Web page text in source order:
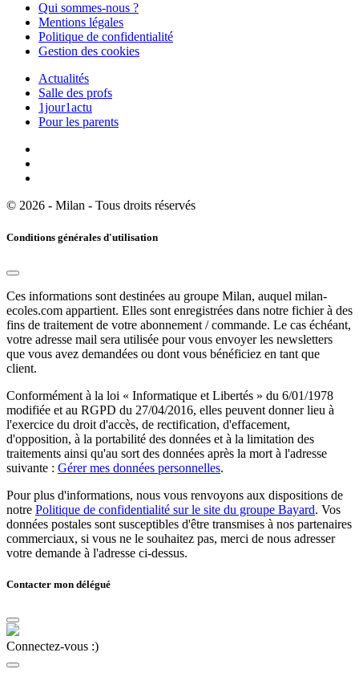
Qui sommes-nous ?
Mentions légales
Politique de confidentialité
Gestion des cookies
Actualités
Salle des profs
1jour1actu
Pour les parents
© 2026 - Milan - Tous droits réservés
Conditions générales d'utilisation
Ces informations sont destinées au groupe Milan, auquel milan-
ecoles.com appartient. Elles sont enregistrées dans notre fichier à des
fins de traitement de votre abonnement / commande. Le cas échéant,
votre adresse mail sera utilisée pour vous envoyer les newsletters
que vous avez demandées ou dont vous bénéficiez en tant que
client.
Conformément à la loi « Informatique et Libertés » du 6/01/1978
modifiée et au RGPD du 27/04/2016, elles peuvent donner lieu à
l'exercice du droit d'accès, de rectification, d'effacement,
d'opposition, à la portabilité des données et à la limitation des
traitements ainsi qu'au sort des données après la mort à l'adresse
suivante : Gérer mes données personnelles.
Pour plus d'informations, nous vous renvoyons aux dispositions de
notre Politique de confidentialité sur le site du groupe Bayard. Vos
données postales sont susceptibles d'être transmises à nos partenaires
commerciaux, si vous ne le souhaitez pas, merci de nous adresser
votre demande à l'adresse ci-dessus.
Contacter mon délégué
Connectez-vous :)